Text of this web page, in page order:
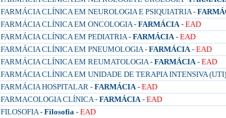
FARMÁCIA CLÍNICA EM NEUROLOGIA E PSIQUIATRIA -
FARMÁCIA CLÍNICA EM ONCOLOGIA - FARMÁCIA- EAD
FARMÁCIA CLÍNICA EM PEDIATRIA - FARMÁCIA- EAD
FARMÁCIA CLÍNICA EM PNEUMOLOGIA - FARMÁCIA- EAD
FARMÁCIA CLÍNICA EM REUMATOLOGIA - FARMÁCIA- EAD
FARMÁCIA CLÍNICA EM UNIDADE DE TERAPIA INTENSIVA
FARMÁCIA HOSPITALAR - FARMÁCIA- EAD
FARMACOLOGIA CLÍNICA - FARMÁCIA- EAD
FILOSOFIA - Filosofia - EAD